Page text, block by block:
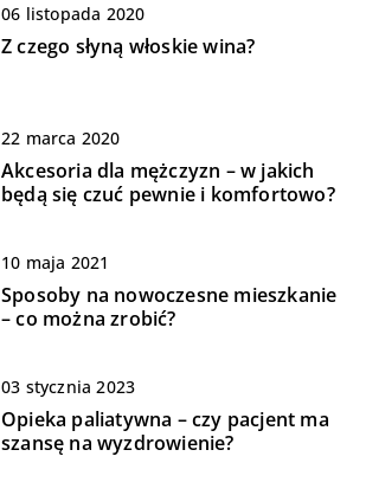
06 listopada 2020
Z czego słyną włoskie wina?
22 marca 2020
Akcesoria dla mężczyzn – w jakich
będą się czuć pewnie i komfortowo?
10 maja 2021
Sposoby na nowoczesne mieszkanie
– co można zrobić?
03 stycznia 2023
Opieka paliatywna – czy pacjent ma
szansę na wyzdrowienie?